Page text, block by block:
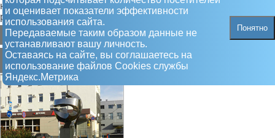
и оценивает показатели эффективности
использования сайта.
Передаваемые таким образом данные не
устанавливают вашу личность.
Оставаясь на сайте, вы соглашаетесь на
использование файлов Сookies службы
Яндекс.Метрика
Понятно
нам, простым людям, это совсем не мешает нам
радоваться их творчеству
Б В Д Е З И К Л М Н О П Р С Ч
Б